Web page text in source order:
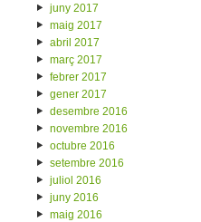
juny 2017
maig 2017
abril 2017
març 2017
febrer 2017
gener 2017
desembre 2016
novembre 2016
octubre 2016
setembre 2016
juliol 2016
juny 2016
maig 2016